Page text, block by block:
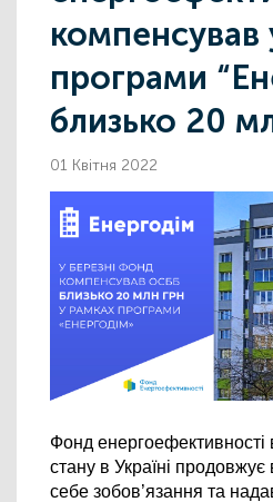
компенсував
програми
близько 20
01 Квітня 2022
Фонд енергоефективності
стану в Україні продовжує
себе зобов’язання та